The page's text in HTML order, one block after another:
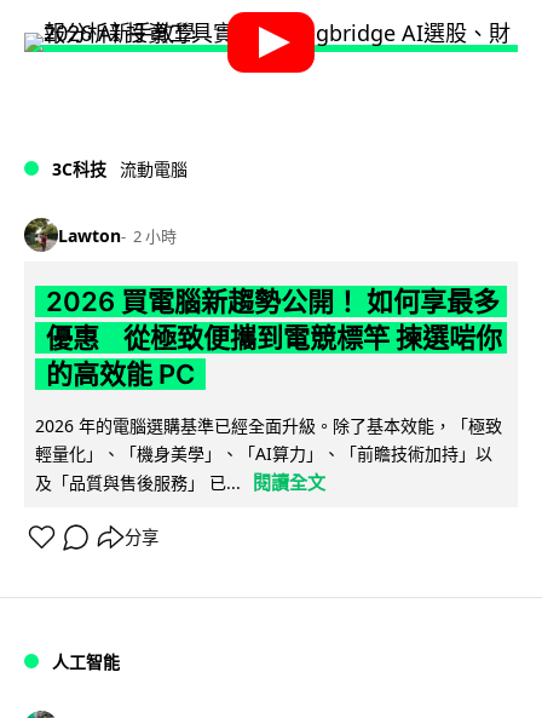
3C科技 流動電腦
Lawton 2 小時
2026 買電腦新趨勢公開！ 如何享最多
優惠 從極致便攜到電競標竿 揀選啱你
的高效能 PC
2026 年的電腦選購基準已經全面升級。除了基本效能，「極致
輕量化」、「機身美學」、「AI算力」、「前瞻技術加持」以
及「品質與售後服務」 已...
閱讀全文
分享
人工智能